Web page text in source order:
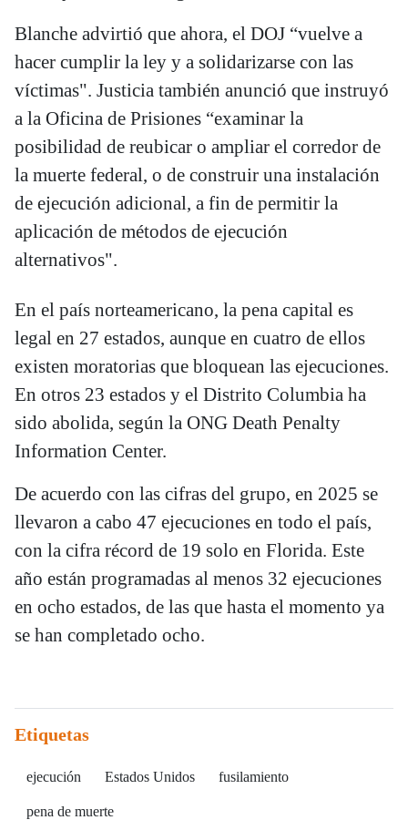
Blanche advirtió que ahora, el DOJ “vuelve a
hacer cumplir la ley y a solidarizarse con las
víctimas". Justicia también anunció que instruyó
a la Oficina de Prisiones “examinar la
posibilidad de reubicar o ampliar el corredor de
la muerte federal, o de construir una instalación
de ejecución adicional, a fin de permitir la
aplicación de métodos de ejecución
alternativos".
En el país norteamericano, la pena capital es
legal en 27 estados, aunque en cuatro de ellos
existen moratorias que bloquean las ejecuciones.
En otros 23 estados y el Distrito Columbia ha
sido abolida, según la ONG Death Penalty
Information Center.
De acuerdo con las cifras del grupo, en 2025 se
llevaron a cabo 47 ejecuciones en todo el país,
con la cifra récord de 19 solo en Florida. Este
año están programadas al menos 32 ejecuciones
en ocho estados, de las que hasta el momento ya
se han completado ocho.
Etiquetas
ejecución Estados Unidos fusilamiento
pena de muerte